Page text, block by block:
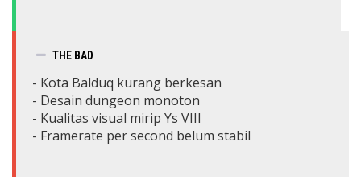
THE BAD
- Kota Balduq kurang berkesan
- Desain dungeon monoton
- Kualitas visual mirip Ys VIII
- Framerate per second belum stabil